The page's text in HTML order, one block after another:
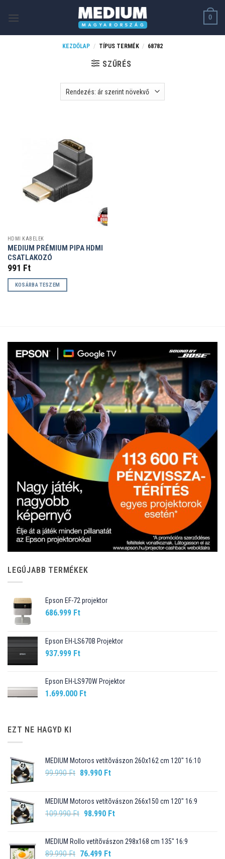
0
KEZDŐLAP / TÍPUS TERMÉK / 68782
SZŰRÉS
HDMI KÁBELEK
MEDIUM PRÉMIUM PIPA HDMI
CSATLAKOZÓ
991 Ft
KOSÁRBA TESZEM
LEGÚJABB TERMÉKEK
Epson EF-72 projektor
686.999 Ft
Epson EH-LS670B Projektor
937.999 Ft
Epson EH-LS970W Projektor
1.699.000 Ft
EZT NE HAGYD KI
MEDIUM Motoros vetítõvászon 260x162 cm 120" 16:10
99.990Ft Original
99.990 Ft.
89.990 FtCurrent
89.990 Ft.
MEDIUM Motoros vetítõvászon 266x150 cm 120" 16:9
109.990Ft Original
109.990 Ft.
98.990 FtCurrent
98.990 Ft.
MEDIUM Rollo vetítõvászon 298x168 cm 135" 16:9
89.990Ft Original
76.499 FtCurrent